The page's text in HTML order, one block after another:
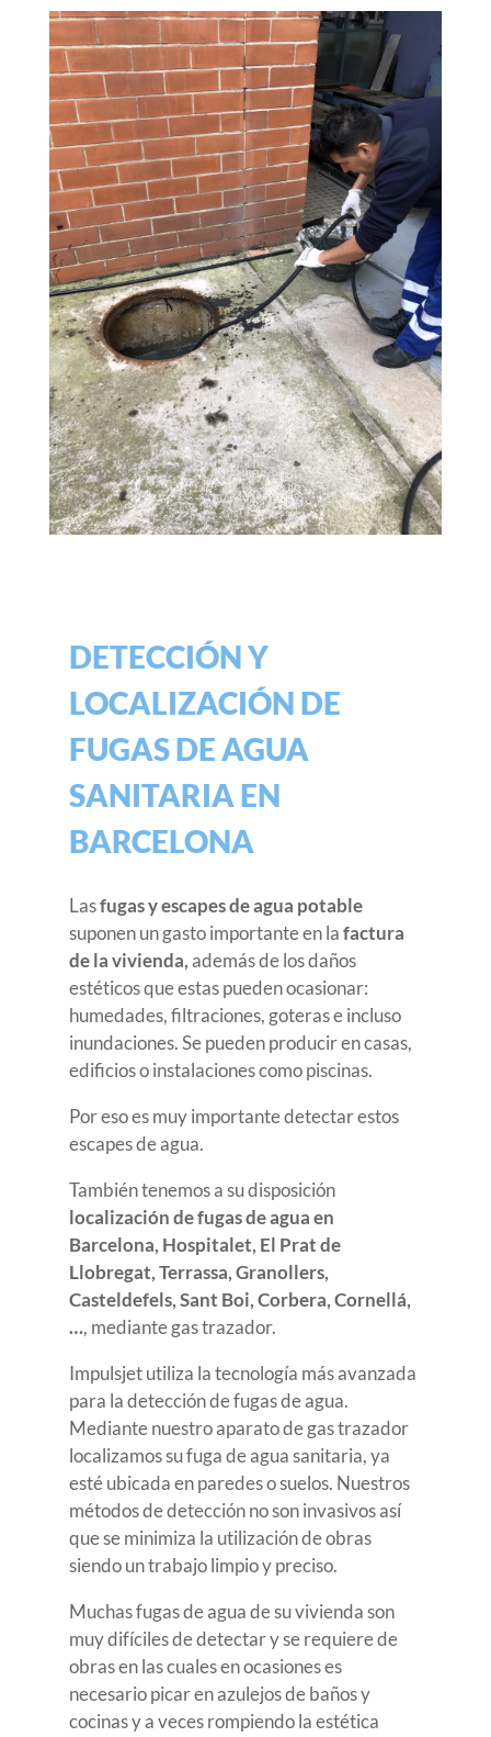
DETECCIÓN Y
LOCALIZACIÓN DE
FUGAS DE AGUA
SANITARIA EN
BARCELONA
Lasfugas y escapes de agua potable
suponen un gasto importante en lafactura
de la vivienda,además de los daños
estéticos que estas pueden ocasionar:
humedades, filtraciones, goteras e incluso
inundaciones. Se pueden producir en casas,
edificios o instalaciones como piscinas.
Por eso es muy importante detectar estos
escapes de agua.
También tenemos a su disposición
localización de fugas de agua en
Barcelona, Hospitalet, El Prat de
Llobregat, Terrassa, Granollers,
Casteldefels, Sant Boi, Corbera, Cornellá,
…, mediante gas trazador.
Impulsjet utiliza la tecnología más avanzada
para la detección de fugas de agua.
Mediante nuestro aparato de gas trazador
localizamos su fuga de agua sanitaria, ya
esté ubicada en paredes o suelos. Nuestros
métodos de detección no son invasivos así
que se minimiza la utilización de obras
siendo un trabajo limpio y preciso.
Muchas fugas de agua de su vivienda son
muy difíciles de detectar y se requiere de
obras en las cuales en ocasiones es
necesario picar en azulejos de baños y
cocinas y a veces rompiendo la estética